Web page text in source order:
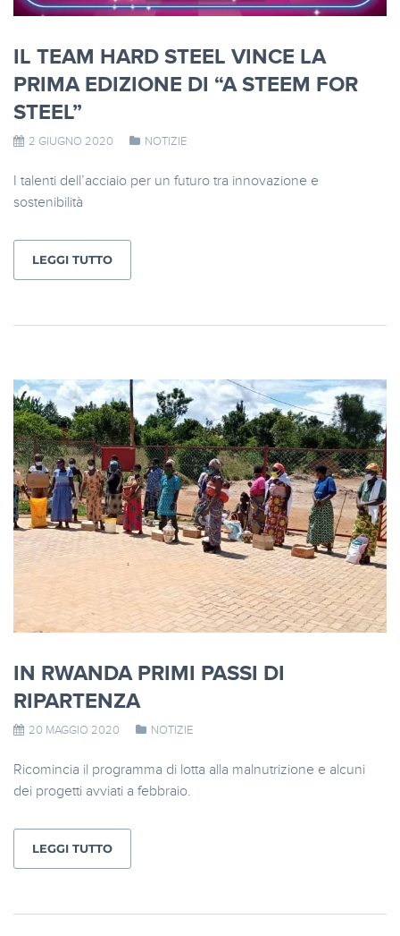
IL TEAM HARD STEEL VINCE LA
PRIMA EDIZIONE DI “A STEEM FOR
STEEL”
2 GIUGNO 2020 NOTIZIE
I talenti dell’acciaio per un futuro tra innovazione e
sostenibilità
LEGGI TUTTO
IN RWANDA PRIMI PASSI DI
RIPARTENZA
20 MAGGIO 2020 NOTIZIE
Ricomincia il programma di lotta alla malnutrizione e alcuni
dei progetti avviati a febbraio.
LEGGI TUTTO